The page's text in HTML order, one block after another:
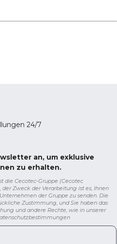
24/7
an, um exklusive
zu erhalten.
die Cecotec-Gruppe (Cecotec
der Zweck der Verarbeitung ist es, Ihnen
der Gruppe zu senden. Die
Zustimmung, und Sie haben das
und andere Rechte, wie in unserer